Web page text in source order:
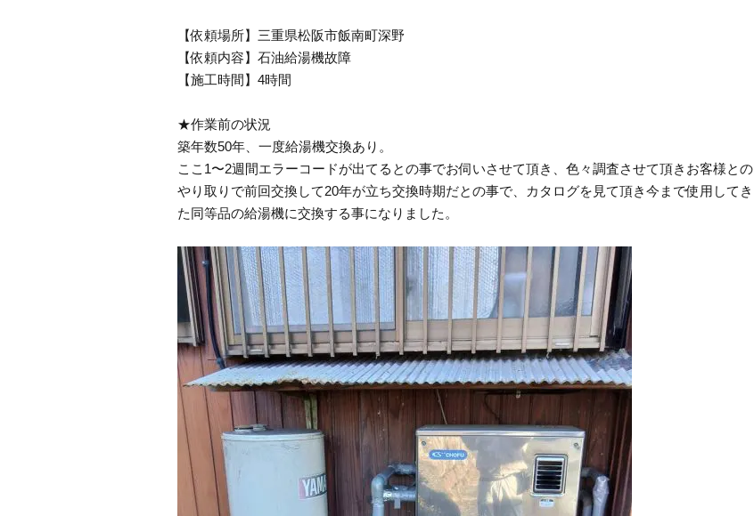
【依頼場所】三重県松阪市飯南町深野
【依頼内容】石油給湯機故障
【施工時間】4時間
★作業前の状況
築年数50年、一度給湯機交換あり。
ここ1〜2週間エラーコードが出てるとの事でお伺いさせて頂き、色々調査させて頂きお客様との
やり取りで前回交換して20年が立ち交換時期だとの事で、カタログを見て頂き今まで使用してき
た同等品の給湯機に交換する事になりました。